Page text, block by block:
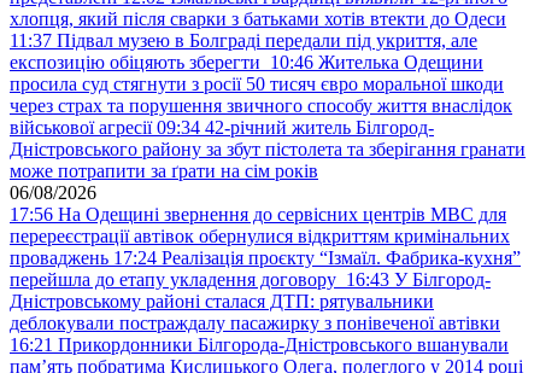
хлопця, який після сварки з батьками хотів втекти до Одеси
11:37 Підвал музею в Болграді передали під укриття, але
експозицію обіцяють зберегти 10:46 Жителька Одещини
просила суд стягнути з росії 50 тисяч євро моральної шкоди
через страх та порушення звичного способу життя внаслідок
військової агресії 09:34 42-річний житель Білгород-
Дністровського району за збут пістолета та зберігання гранати
може потрапити за ґрати на сім років
06/08/2026
17:56 На Одещині звернення до сервісних центрів МВС для
перереєстрації автівок обернулися відкриттям кримінальних
проваджень 17:24 Реалізація проєкту “Ізмаїл. Фабрика-кухня”
перейшла до етапу укладення договору 16:43 У Білгород-
Дністровському районі сталася ДТП: рятувальники
деблокували постраждалу пасажирку з понівеченої автівки
16:21 Прикордонники Білгорода-Дністровського вшанували
пам’ять побратима Кислицького Олега, полеглого у 2014 році